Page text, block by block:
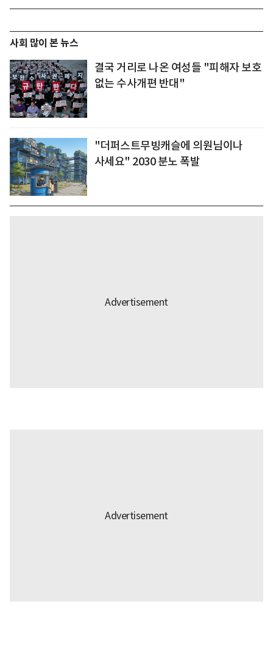
사회 많이 본 뉴스
결국 거리로 나온 여성들 "피해자 보호
없는 수사개편 반대"
"더퍼스트무빙캐슬에 의원님이나
사세요" 2030 분노 폭발